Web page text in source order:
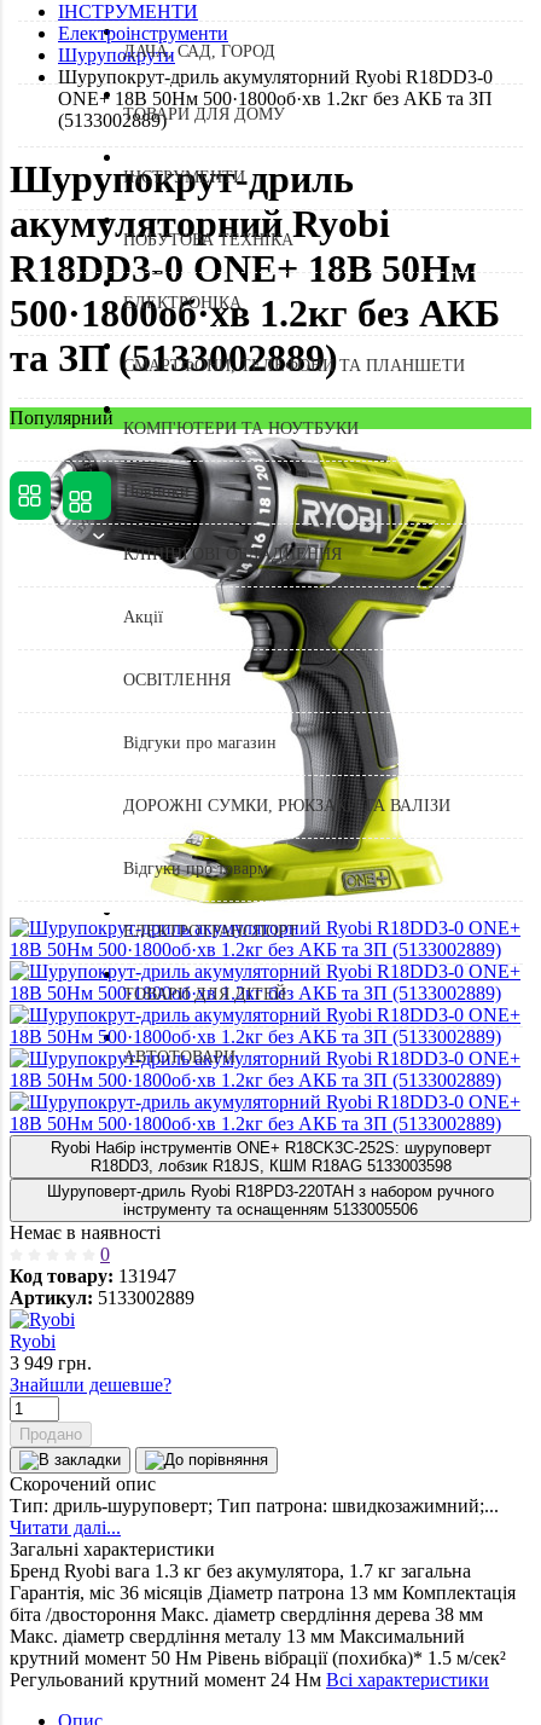
ДАЧА, САД, ГОРОД
ТОВАРИ ДЛЯ ДОМУ
ІНСТРУМЕНТИ
ПОБУТОВА ТЕХНІКА
ЕЛЕКТРОНІКА
СМАРТФОНИ, ТЕЛЕФОНИ ТА ПЛАНШЕТИ
КОМП'ЮТЕРИ ТА НОУТБУКИ
Новинки
КЛІНІНГОВІ ОБЛАДНЕННЯ
Акції
ОСВІТЛЕННЯ
Відгуки про магазин
ДОРОЖНІ СУМКИ, РЮКЗАКИ ТА ВАЛІЗИ
Відгуки про товарм
ЕЛЕКТРОТРАНСПОРТ
ТОВАРИ ДЛЯ ДІТЕЙ
АВТОТОВАРИ
ІНСТРУМЕНТИ
Електроінструменти
Шурупокрути
Шурупокрут-дриль акумуляторний Ryobi R18DD3-0
ONE+ 18В 50Нм 500·1800об·хв 1.2кг без АКБ та ЗП
(5133002889)
Шурупокрут-дриль
акумуляторний Ryobi
R18DD3-0 ONE+ 18В 50Нм
500·1800об·хв 1.2кг без АКБ
та ЗП (5133002889)
Популярний
Ryobi Набір інструментів ONE+ R18CK3C-252S: шуруповерт
R18DD3, лобзик R18JS, КШМ R18AG 5133003598
Шуруповерт-дриль Ryobi R18PD3-220TAH з набором ручного
інструменту та оснащенням 5133005506
Немає в наявності
0
Код товару: 131947
Артикул: 5133002889
Ryobi
3 949 грн.
Знайшли дешевше?
Продано
Скорочений опис
Тип: дриль-шуруповерт; Тип патрона: швидкозажимний;...
Читати далі...
Загальні характеристики
Бренд Ryobi вага 1.3 кг без акумулятора, 1.7 кг загальна
Гарантія, міс 36 місяців Діаметр патрона 13 мм Комплектація
біта /двостороння Макс. діаметр свердління дерева 38 мм
Макс. діаметр свердління металу 13 мм Максимальний
крутний момент 50 Нм Рівень вібрації (похибка)* 1.5 м/сек²
Регульований крутний момент 24 Нм Всі характеристики
Опис